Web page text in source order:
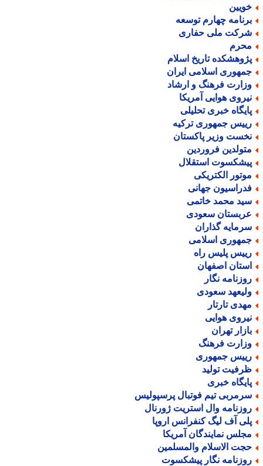
چهارم توسعه
ملی حفاری
تاریخ اسلام
اسلامی ایران
فرهنگ و ارشاد
هوایی آمریکا
خبری تحلیلی
جمهوری ترکیه
وزیر پاکستان
فروردین
استقلال
الکتریکی
جهانی
محمد خاتمی
سعودی
گذاران
اسلامی
پلیس راه
اصفهان
نگار
سعودی
تارتار
هوایی
تهران
فرهنگ
جمهوری
تولید
خبری
تیم فوتبال پرسپولیس
وال استریت ژورنال
آف لیگ کنفرانس اروپا
نمایندگان آمریکا
الاسلام والمسلمین
نگار پیشکسوت